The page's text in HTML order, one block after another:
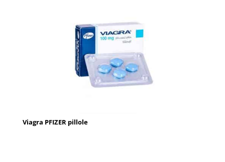
Viagra PFIZER pillole